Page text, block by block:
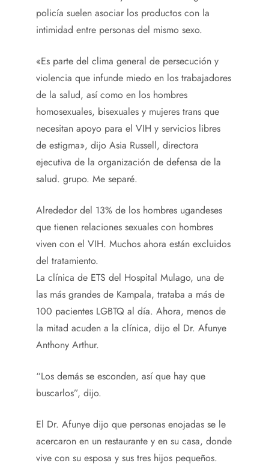
policía suelen asociar los productos con la
intimidad entre personas del mismo sexo.
«Es parte del clima general de persecución y
violencia que infunde miedo en los trabajadores
de la salud, así como en los hombres
homosexuales, bisexuales y mujeres trans que
necesitan apoyo para el VIH y servicios libres
de estigma», dijo Asia Russell, directora
ejecutiva de la organización de defensa de la
salud. grupo. Me separé.
Alrededor del 13% de los hombres ugandeses
que tienen relaciones sexuales con hombres
viven con el VIH. Muchos ahora están excluidos
del tratamiento.
La clínica de ETS del Hospital Mulago, una de
las más grandes de Kampala, trataba a más de
100 pacientes LGBTQ al día. Ahora, menos de
la mitad acuden a la clínica, dijo el Dr. Afunye
Anthony Arthur.
“Los demás se esconden, así que hay que
buscarlos”, dijo.
El Dr. Afunye dijo que personas enojadas se le
acercaron en un restaurante y en su casa, donde
vive con su esposa y sus tres hijos pequeños.